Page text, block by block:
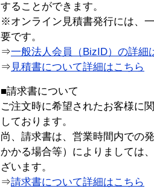
することができます。
※オンライン見積書発行には、
要です。
⇒一般法人会員（BizID）の詳細
⇒ 見積書について詳細はこちら
■請求書について
ご注文時に希望されたお客様に
しております。
尚、請求書は、営業時間内での
かかる場合等）によりましては
ざいます。
⇒請求書について詳細はこちら